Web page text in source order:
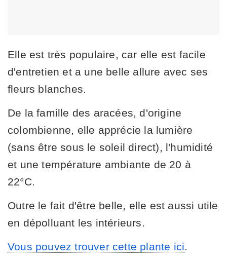
Elle est très populaire, car elle est facile
d'entretien et a une belle allure avec ses
fleurs blanches.
De la famille des aracées, d'origine
colombienne, elle apprécie la lumière
(sans être sous le soleil direct), l'humidité
et une température ambiante de 20 à
22°C.
Outre le fait d'être belle, elle est aussi utile
en dépolluant les intérieurs.
Vous pouvez trouver cette plante ici.